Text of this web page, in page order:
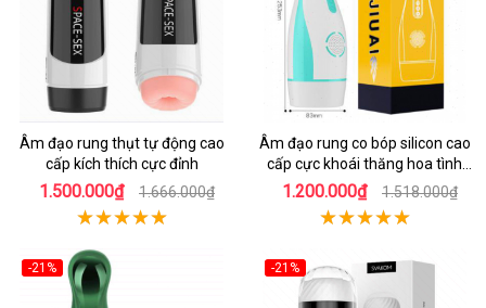
Âm đạo rung thụt tự động cao
cấp kích thích cực đỉnh
1.500.000₫ 1.666.000₫
Âm đạo rung co bóp silicon cao
cấp cực khoái thăng hoa tình
dục
1.200.000₫ 1.518.000₫
-21% -21%